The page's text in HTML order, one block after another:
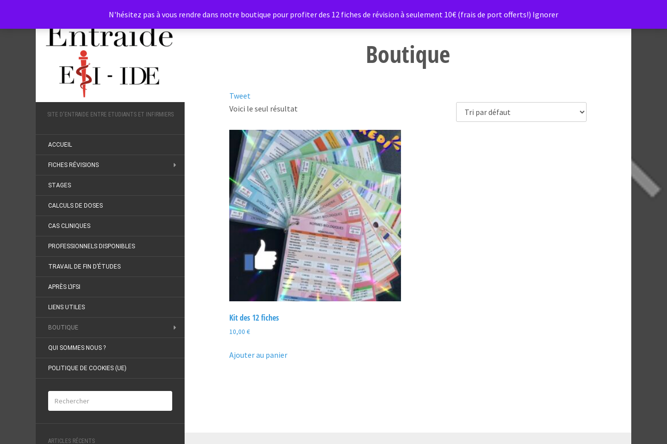
SITE D'ENTRAIDE ENTRE ETUDIANTS ET INFIRMIERS
ACCUEIL
FICHES RÉVISIONS
STAGES
CALCULS DE DOSES
CAS CLINIQUES
PROFESSIONNELS DISPONIBLES
TRAVAIL DE FIN D’ÉTUDES
APRÈS L’IFSI
LIENS UTILES
BOUTIQUE
QUI SOMMES NOUS ?
POLITIQUE DE COOKIES (UE)
ARTICLES RÉCENTS
Boutique
Tweet
Voici le seul résultat
Kit des 12 fiches
10,00 €
Ajouter au panier
N'hésitez pas à vous rendre dans notre boutique pour profiter des 12 fiches de révision à seulement 10€ (frais de port offerts!) Ignorer